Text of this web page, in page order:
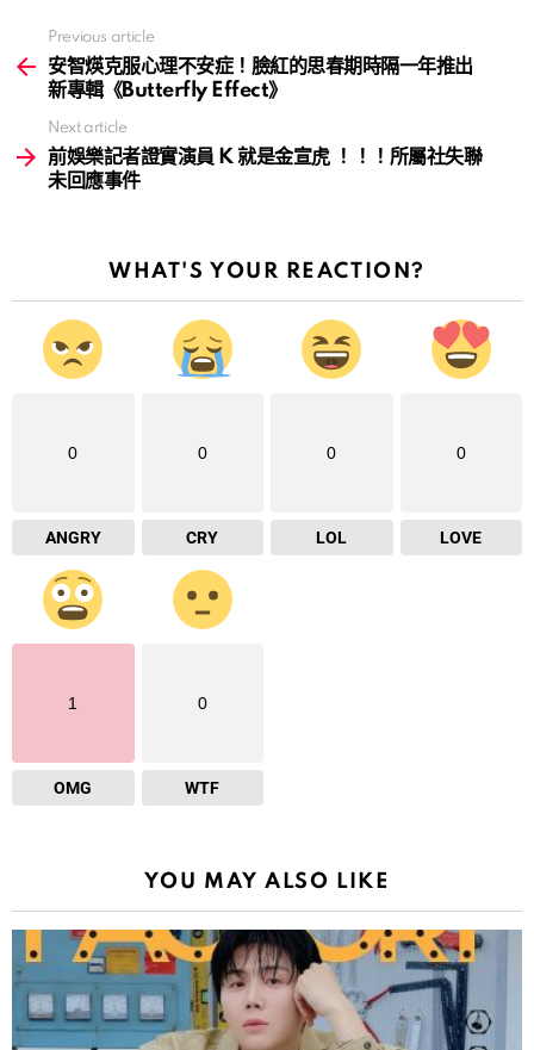
more
Previous article
安智煐克服心理不安症！臉紅的思春期時隔一年推出
新專輯《Butterfly Effect》
Next article
前娛樂記者證實演員 K 就是金宣虎 ！！！所屬社失聯
未回應事件
WHAT'S YOUR REACTION?
0
ANGRY
0
CRY
0
LOL
0
LOVE
1
OMG
0
WTF
YOU MAY ALSO LIKE